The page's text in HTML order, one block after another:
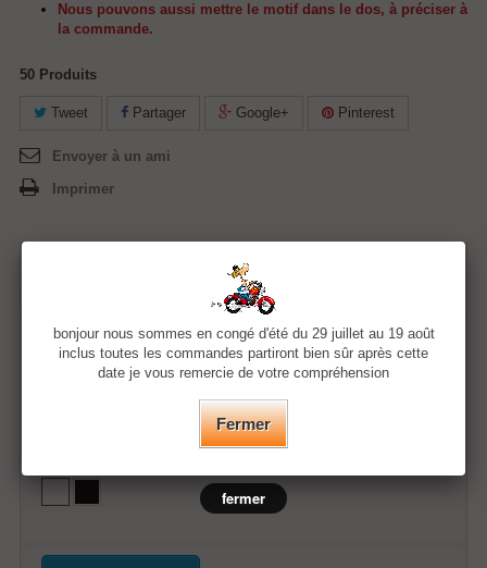
Nous pouvons aussi mettre le motif dans le dos, à préciser à
la commande.
50 Produits
Tweet Partager Google+ Pinterest
Envoyer à un ami
Imprimer
Quantité
bonjour nous sommes en congé d'été du 29 juillet au 19 août
inclus toutes les commandes partiront bien sûr après cette
date je vous remercie de votre compréhension
Fermer
fermer